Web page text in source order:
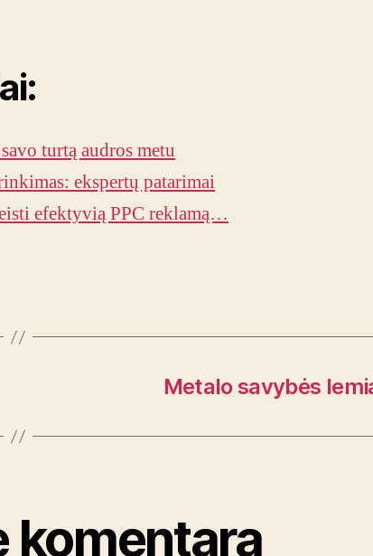
turtą audros metu
ekspertų patarimai
efektyvią PPC reklamą…
Metalo savybės
komentarą